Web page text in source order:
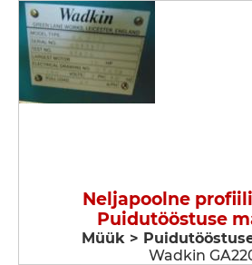
Neljapoolne
Puidutööstuse
Müük >
Wadkin